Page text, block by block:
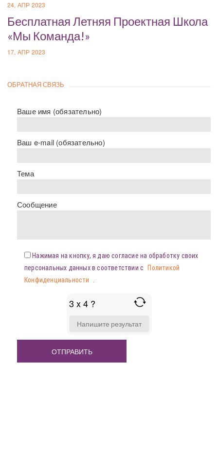
24, АПР 2023
Бесплатная Летняя Проектная Школа
«Мы Команда!»
17, АПР 2023
ОБРАТНАЯ СВЯЗЬ
Ваше имя (обязательно)
Ваш e-mail (обязательно)
Тема
Сообщение
Нажимая на кнопку, я даю согласие на обработку своих
персональных данных в соответствии с
Политикой
Конфиденциальности
3 x 4 ?
FOR
X